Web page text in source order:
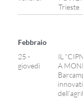
Trieste
Febbraio
25 -
giovedì
IL
A